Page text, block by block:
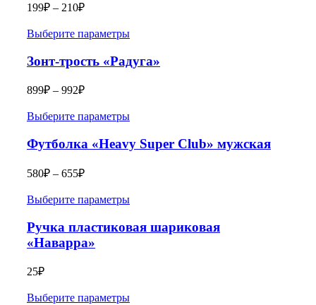
199₽ – 210₽
Выберите параметры
Зонт-трость «Радуга»
899₽ – 992₽
Выберите параметры
Футболка «Heavy Super Club» мужская
580₽ – 655₽
Выберите параметры
Ручка пластиковая шариковая
«Наварра»
25₽
Выберите параметры